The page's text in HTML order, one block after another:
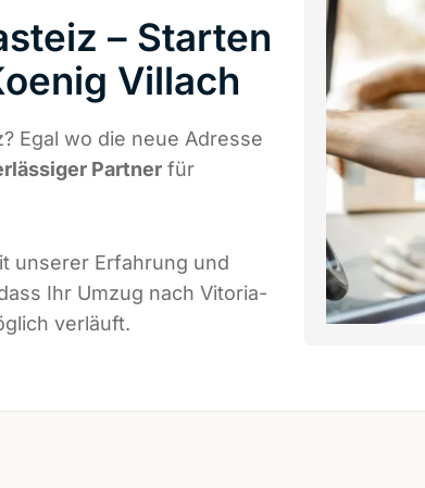
– Starten
Villach
Egal wo die neue Adresse
Partner für
unserer Erfahrung und
Ihr Umzug nach Vitoria-
verläuft.